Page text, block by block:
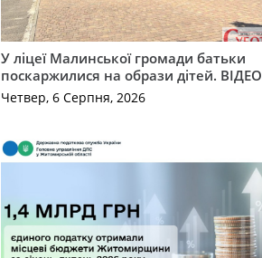
У ліцеї Малинської громади батьки
поскаржилися на образи дітей. ВІДЕО
Четвер, 6 Серпня, 2026